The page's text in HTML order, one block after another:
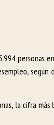
personas
la cifra